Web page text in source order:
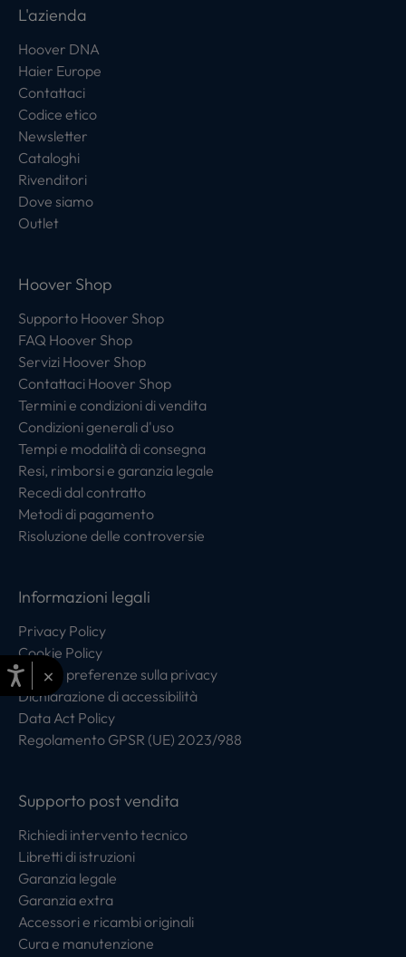
L'azienda
Hoover DNA
Haier Europe
Contattaci
Codice etico
Newsletter
Cataloghi
Rivenditori
Dove siamo
Outlet
Hoover Shop
Supporto Hoover Shop
FAQ Hoover Shop
Servizi Hoover Shop
Contattaci Hoover Shop
Termini e condizioni di vendita
Condizioni generali d'uso
Tempi e modalità di consegna
Resi, rimborsi e garanzia legale
Recedi dal contratto
Metodi di pagamento
Risoluzione delle controversie
Informazioni legali
Privacy Policy
Cookie Policy
Centro preferenze sulla privacy
Dichiarazione di accessibilità
Data Act Policy
Regolamento GPSR (UE) 2023/988
Supporto post vendita
Richiedi intervento tecnico
Libretti di istruzioni
Garanzia legale
Garanzia extra
Accessori e ricambi originali
Cura e manutenzione
×